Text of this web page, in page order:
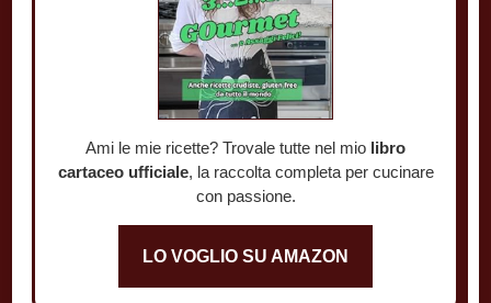
Ami le mie ricette? Trovale tutte nel mio libro
cartaceo ufficiale, la raccolta completa per cucinare
con passione.
LO VOGLIO SU AMAZON